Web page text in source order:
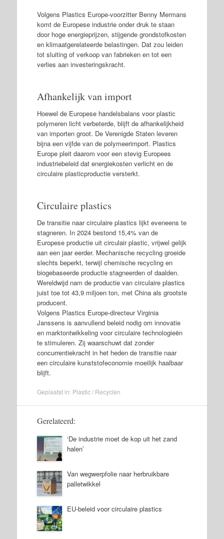
Volgens Plastics Europe-voorzitter Benny Mermans
komt de Europese industrie onder druk te staan
door hoge energieprijzen, stijgende grondstofkosten
en klimaatgerelateerde belastingen. Dat zou leiden
tot sluiting of verkoop van fabrieken en tot een
verlies aan investeringskracht.
Afhankelijk van import
Hoewel de Europese handelsbalans voor plastic
polymeren licht verbeterde, blijft de afhankelijkheid
van importen groot. De Verenigde Staten leveren
bijna een vijfde van de polymeerimport. Plastics
Europe pleit daarom voor een stevig Europees
industriebeleid dat energiekosten verlicht en de
circulaire plasticproductie versterkt.
Circulaire plastics
De transitie naar circulaire plastics lijkt eveneens te
stagneren. In 2024 bestond 15,4% van de
Europese productie uit circulair plastic, vrijwel gelijk
aan een jaar eerder. Mechanische recycling groeide
slechts beperkt, terwijl chemische recycling en
biogebaseerde productie stagneerden of daalden.
Wereldwijd nam de productie van circulaire plastics
juist toe tot 43,9 miljoen ton, met China als grootste
producent.
Volgens Plastics Europe-directeur Virginia
Janssens is aanvullend beleid nodig om innovatie
en marktontwikkeling voor circulaire technologieën
te stimuleren. Zij waarschuwt dat zonder
concurrentiekracht in het heden de transitie naar
een circulaire kunststofeconomie moeilijk haalbaar
blijft.
Geplaatst in: Plastic/ Recyclen
Gerelateerd:
‘De industrie moet de kop uit het zand
halen’
Van wegwerpfolie naar herbruikbare
palletwikkel
EU-beleid voor circulaire plastics